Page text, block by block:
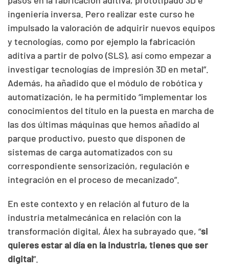
ingeniería inversa. Pero realizar este curso he
impulsado la valoración de adquirir nuevos equipos
y tecnologías, como por ejemplo la fabricación
aditiva a partir de polvo (SLS), así como empezar a
investigar tecnologías de impresión 3D en metal”.
Además, ha añadido que el módulo de robótica y
automatización, le ha permitido “implementar los
conocimientos del título en la puesta en marcha de
las dos últimas máquinas que hemos añadido al
parque productivo, puesto que disponen de
sistemas de carga automatizados con su
correspondiente sensorización, regulación e
integración en el proceso de mecanizado”.
En este contexto y en relación al futuro de la
industria metalmecánica en relación con la
transformación digital, Álex ha subrayado que, “si
quieres estar al día en la industria, tienes que ser
digital”.